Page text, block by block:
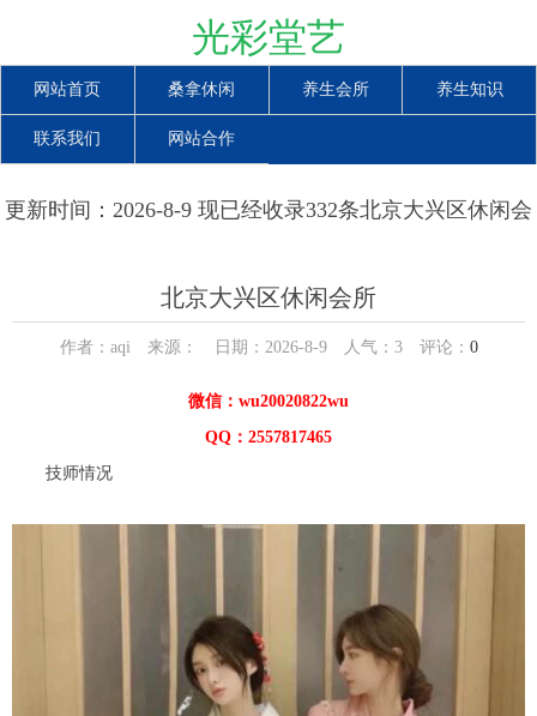
光彩堂艺
网站首页 桑拿休闲 养生会所 养生知识
联系我们 网站合作
更新时间：2026-8-9 现已经收录332条北京大兴区休闲会
北京大兴区休闲会所
作者：aqi 来源： 日期：2026-8-9 人气： 3评论： 0
微信：wu20020822wu
QQ：2557817465
技师情况